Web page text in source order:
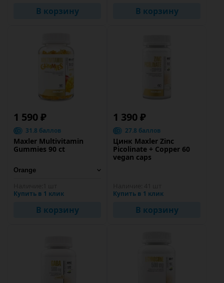
В корзину В корзину
1 590 ₽
31.8 баллов
Maxler Multivitamin
Gummies 90 ct
Купить в 1 клик
В корзину
1 390 ₽
27.8 баллов
Цинк Maxler Zinc
Picolinate + Copper 60
vegan caps
Купить в 1 клик
В корзину